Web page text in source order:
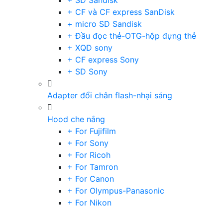
+ CF và CF express SanDisk
+ micro SD Sandisk
+ Đầu đọc thẻ-OTG-hộp đựng thẻ
+ XQD sony
+ CF express Sony
+ SD Sony
Adapter đổi chân flash-nhại sáng
Hood che nắng
+ For Fujifilm
+ For Sony
+ For Ricoh
+ For Tamron
+ For Canon
+ For Olympus-Panasonic
+ For Nikon